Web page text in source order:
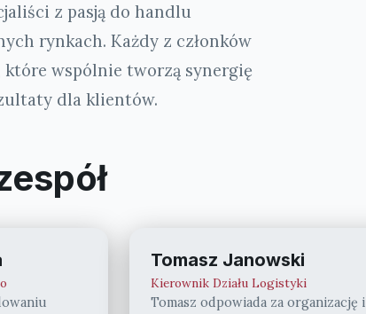
z pasją do handlu
rynkach. Każdy z członków
które wspólnie tworzą synergię
dla klientów.
Tomasz Janowski
Kierownik Działu Logistyki
Tomasz odpowiada za organizację i